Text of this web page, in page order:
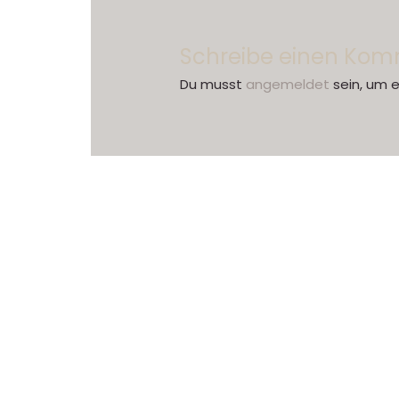
Schreibe einen
Du musst angemeldet sein, um